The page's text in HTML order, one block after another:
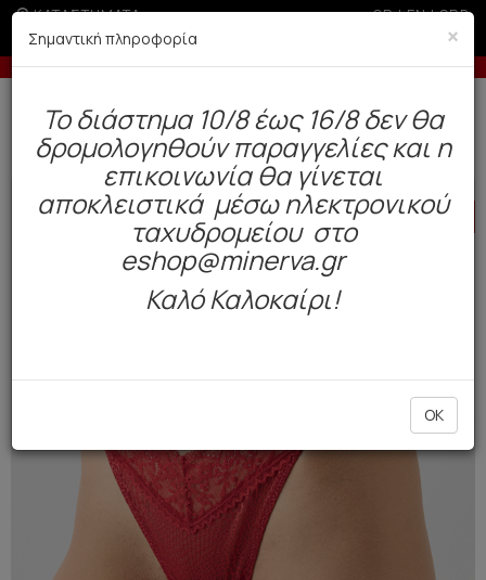
ΚΑΤΑΣΤΗΜΑΤΑ GR|EN|SRB
άνω των 200€ -5% σε παραγγελίες άνω των
Δωρεάν αποστολή άνω των 49€. Παράδοση σε 3-5 εργάσιμες.
Γυναίκα Εσώρουχα / Lingerie Σλιπ
HOT
×
Σημαντική πληροφορία
To διάστημα 10/8 έως 16/8 δεν θα
δρομολογηθούν παραγγελίες και η
επικοινωνία θα γίνεται
αποκλειστικά μέσω ηλεκτρονικού
ταχυδρομείου στο
eshop@minerva.gr
Καλό Καλοκαίρι!
OK